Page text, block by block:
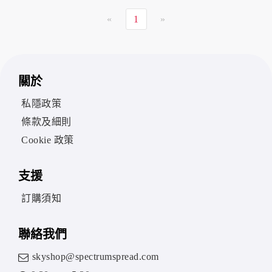
« 1 »
關於
私隱政策
條款及細則
Cookie 政策
支援
訂購須知
聯絡我們
skyshop@spectrumspread.com